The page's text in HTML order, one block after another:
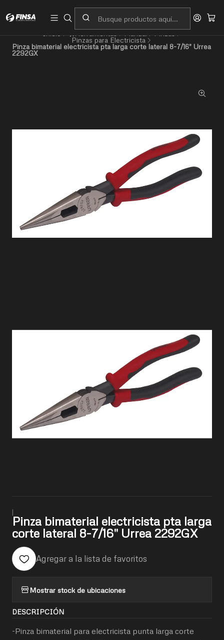
Pinzas para Electricista
Pinza bimaterial electricista pta larga corte lateral 8-7/16" Urrea
2292GX
|
Pinza bimaterial electricista pta larga
corte lateral 8-7/16" Urrea 2292GX
Agregar a la lista de favoritos
Mostrar stock de ubicaciones
DESCRIPCIÓN
-Pinza bimaterial para electricista punta larga corte